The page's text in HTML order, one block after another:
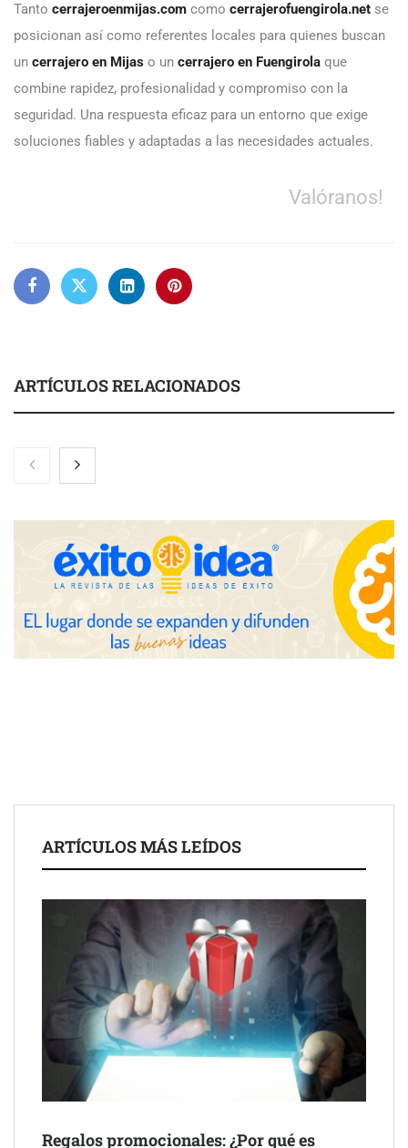
Tanto cerrajeroenmijas.com como cerrajerofuengirola.net se
posicionan así como referentes locales para quienes buscan
un cerrajero en Mijas o un cerrajero en Fuengirola que
combine rapidez, profesionalidad y compromiso con la
seguridad. Una respuesta eficaz para un entorno que exige
soluciones fiables y adaptadas a las necesidades actuales.
Valóranos!
ARTÍCULOS RELACIONADOS
Nicols presenta seis modelos de anillos de compromiso para el
eclipse solar del 12 de agosto
Zoomex mejora su Strategy Center con herramientas
avanzadas para trading estratégico
COMPALISS de LYSOTRIC: cuando un solo producto multiplica
las posibilidades del salón profesional
Schaeffler mejora su rentabilidad en el primer semestre de 2026
NOVA: innovación y diseño que transforman espacios de la
mano de Tormo Franquicias
ARTÍCULOS MÁS LEÍDOS
Regalos promocionales: ¿Por qué es